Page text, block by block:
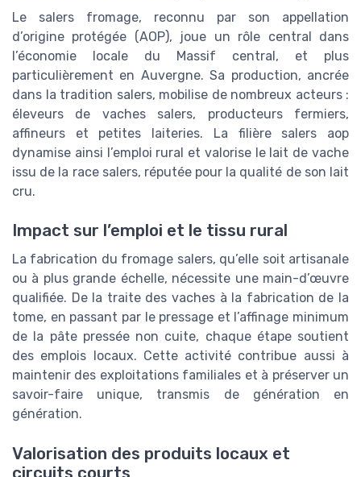
Le salers fromage, reconnu par son appellation
d’origine protégée (AOP), joue un rôle central dans
l’économie locale du Massif central, et plus
particulièrement en Auvergne. Sa production, ancrée
dans la tradition salers, mobilise de nombreux acteurs :
éleveurs de vaches salers, producteurs fermiers,
affineurs et petites laiteries. La filière salers aop
dynamise ainsi l’emploi rural et valorise le lait de vache
issu de la race salers, réputée pour la qualité de son lait
cru.
Impact sur l’emploi et le tissu rural
La fabrication du fromage salers, qu’elle soit artisanale
ou à plus grande échelle, nécessite une main-d’œuvre
qualifiée. De la traite des vaches à la fabrication de la
tome, en passant par le pressage et l’affinage minimum
de la pâte pressée non cuite, chaque étape soutient
des emplois locaux. Cette activité contribue aussi à
maintenir des exploitations familiales et à préserver un
savoir-faire unique, transmis de génération en
génération.
Valorisation des produits locaux et
circuits courts